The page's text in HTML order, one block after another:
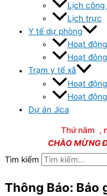
Lịch công
Lịch trực
Y tế dự phòng
Hoạt
Hoạt
Trạm y tế xã
Hoạt
Hoạt
Dự án Jica
Thứ năm ,
CHÀO MỪNG
Tìm kiếm
Thông Báo: Báo